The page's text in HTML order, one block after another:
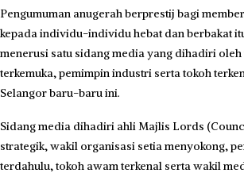
Pengumuman anugerah berprestij bagi
kepada individu-individu hebat dan berbakat
menerusi satu sidang media yang dihadiri
terkemuka, pemimpin industri serta tokoh
Selangor baru-baru ini.
Sidang media dihadiri ahli Majlis Lords
strategik, wakil organisasi setia menyokong,
terdahulu, tokoh awam terkenal serta wakil